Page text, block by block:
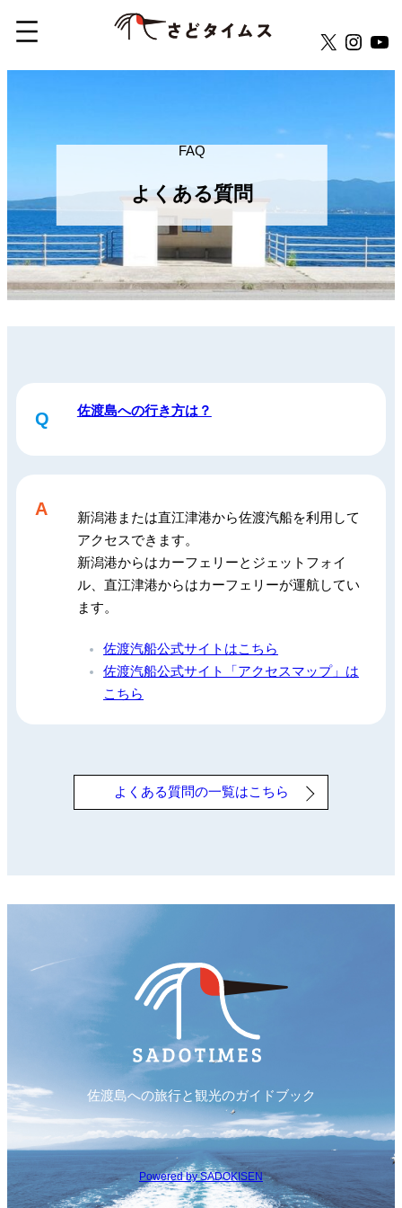
プ
X
FAQ
よくある質問
Q 佐渡島への行き方は？
A
新潟港または直江津港から佐渡汽船を利用して
アクセスできます。
新潟港からはカーフェリーとジェットフォイ
ル、直江津港からはカーフェリーが運航してい
ます。
佐渡汽船公式サイトはこちら
佐渡汽船公式サイト「アクセスマップ」は
こちら
よくある質問の一覧はこちら
佐渡島への旅行と観光のガイドブック
Powered by SADOKISEN